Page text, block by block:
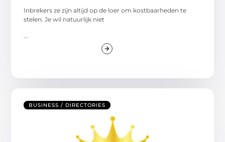
Inbrekers ze zijn altijd op de loer om kostbaarheden te
stelen. Je wil natuurlijk niet
BUSINESS / DIRECTORIES